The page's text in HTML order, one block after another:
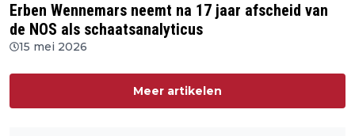
Erben Wennemars neemt na 17 jaar afscheid van
de NOS als schaatsanalyticus
15 mei 2026
Meer artikelen